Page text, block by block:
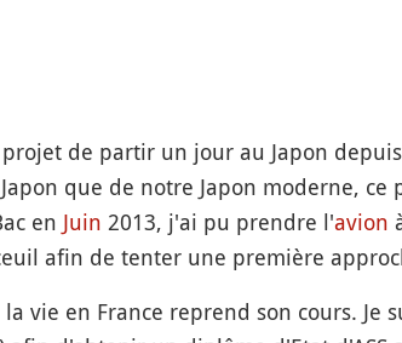
de partir un jour au Japon
que de notre Japon moderne,
en Juin 2013, j'ai pu prendre l'avion
afin de tenter une première
vie en France reprend son cours. Je